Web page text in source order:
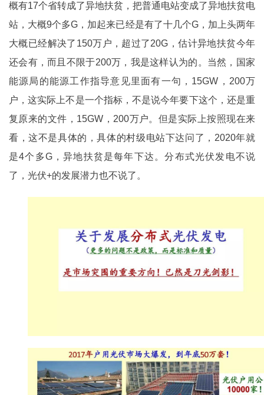
概有17个省转成了异地扶贫，把普通电站变成了异地扶贫电
站，大概9个多G，加起来已经是有了十几个G，加上头两年
大概已经解决了150万户，超过了20G，估计异地扶贫今年
还会有，而且不限于200万，我是这样认为的。当然，国家
能源局的能源工作指导意见里面有一句，15GW，200万
户，这实际上不是一个指标，不是说今年要下这个，还是重
复原来的文件，15GW，200万户。但是实际上按照现在来
看，这不是具体的，具体的村级电站下达问了，2020年就
是4个多G，异地扶贫是每年下达。分布式光伏发电不说
了，光伏+的发展潜力也不说了。